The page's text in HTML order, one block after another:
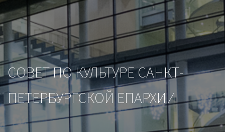
CОВЕТ ПО КУЛЬТУРЕ САНКТ-
ПЕТЕРБУРГСКОЙ ЕПАРХИИ